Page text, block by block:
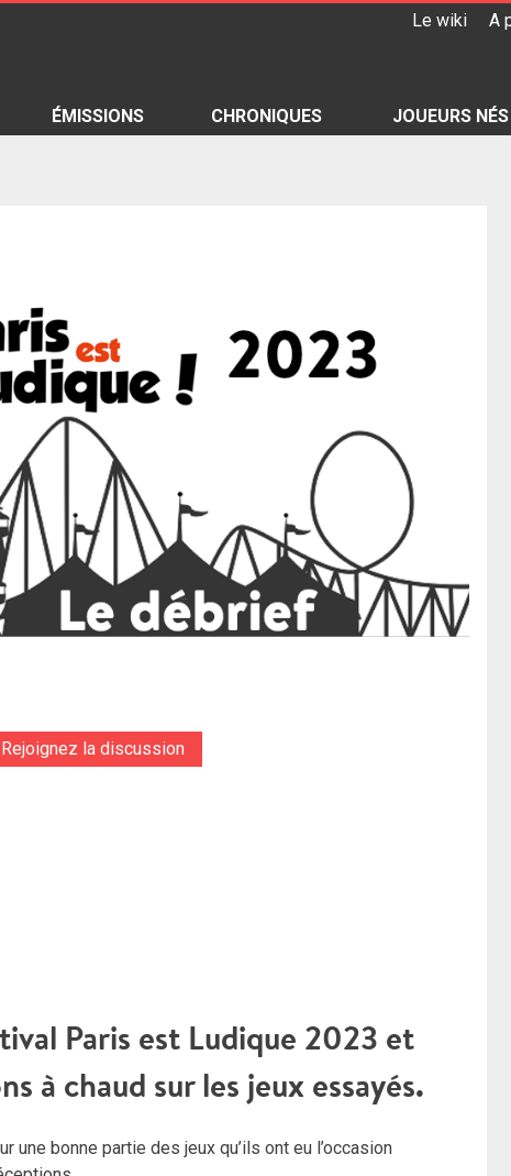
Le wiki A
ÉMISSIONS CHRONIQUES JOUEURS NÉS
Rejoignez la discussion
Paris est Ludique 2023 et
à chaud sur les jeux essayés.
une bonne partie des jeux qu’ils ont eu l’occasion